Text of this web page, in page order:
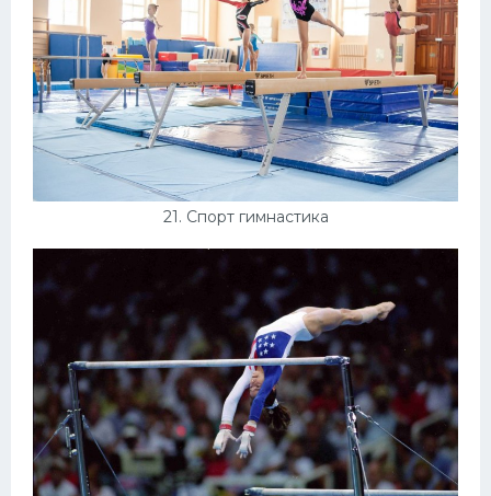
21. Спорт гимнастика